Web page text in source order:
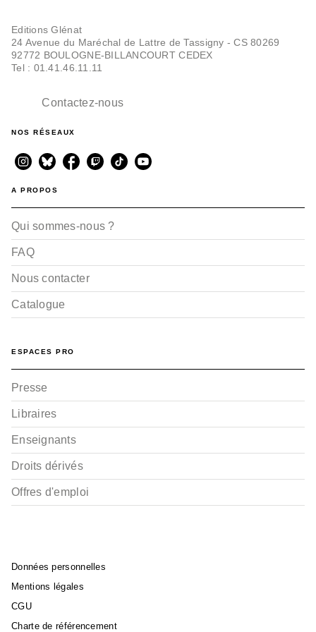
Editions Glénat
24 Avenue du Maréchal de Lattre de Tassigny - CS 80269
92772 BOULOGNE-BILLANCOURT CEDEX
Tel : 01.41.46.11.11
Contactez-nous
NOS RÉSEAUX
A PROPOS
Qui sommes-nous ?
FAQ
Nous contacter
Catalogue
ESPACES PRO
Presse
Libraires
Enseignants
Droits dérivés
Offres d'emploi
Données personnelles
Mentions légales
CGU
Charte de référencement